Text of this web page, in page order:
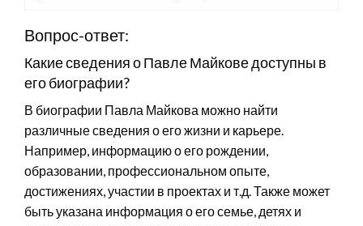
Вопрос-ответ:
Какие сведения о Павле Майкове доступны в
его биографии?
В биографии Павла Майкова можно найти
различные сведения о его жизни и карьере.
Например, информацию о его рождении,
образовании, профессиональном опыте,
достижениях, участии в проектах и т.д. Также может
быть указана информация о его семье, детях и